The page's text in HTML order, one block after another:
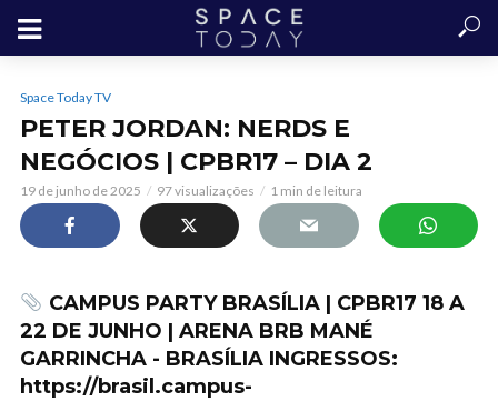
Space Today TV
PETER JORDAN: NERDS E
NEGÓCIOS | CPBR17 – DIA 2
19 de junho de 2025 97 visualizações 1 min de leitura
CAMPUS PARTY BRASÍLIA | CPBR17 18 A
22 DE JUNHO | ARENA BRB MANÉ
GARRINCHA - BRASÍLIA INGRESSOS:
https://brasil.campus-